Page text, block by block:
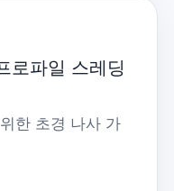
로파일 스레딩
한 초경 나사 가